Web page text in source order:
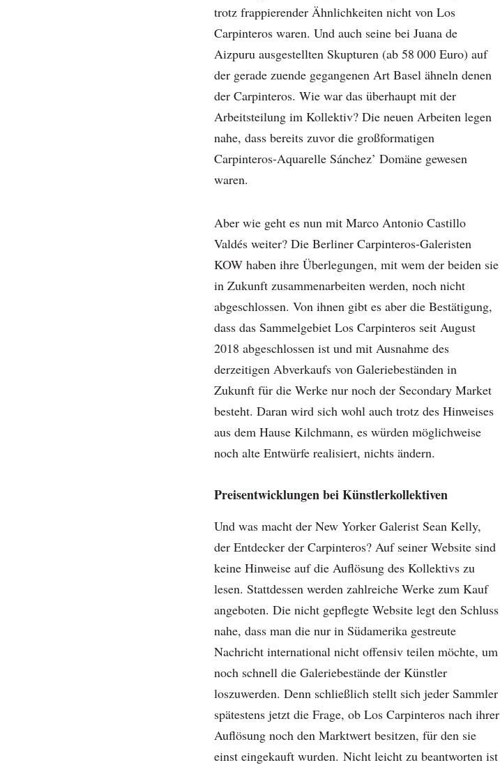
trotz frappierender Ähnlichkeiten nicht von Los
Carpinteros waren. Und auch seine bei Juana de
Aizpuru ausgestellten Skupturen (ab 58 000 Euro) auf
der gerade zuende gegangenen Art Basel ähneln denen
der Carpinteros. Wie war das überhaupt mit der
Arbeitsteilung im Kollektiv? Die neuen Arbeiten legen
nahe, dass bereits zuvor die großformatigen
Carpinteros-Aquarelle Sánchez’ Domäne gewesen
waren.
Aber wie geht es nun mit Marco Antonio Castillo
Valdés weiter? Die Berliner Carpinteros-Galeristen
KOW haben ihre Überlegungen, mit wem der beiden sie
in Zukunft zusammenarbeiten werden, noch nicht
abgeschlossen. Von ihnen gibt es aber die Bestätigung,
dass das Sammelgebiet Los Carpinteros seit August
2018 abgeschlossen ist und mit Ausnahme des
derzeitigen Abverkaufs von Galeriebeständen in
Zukunft für die Werke nur noch der Secondary Market
besteht. Daran wird sich wohl auch trotz des Hinweises
aus dem Hause Kilchmann, es würden möglichweise
noch alte Entwürfe realisiert, nichts ändern.
Preisentwicklungen bei Künstlerkollektiven
Und was macht der New Yorker Galerist Sean Kelly,
der Entdecker der Carpinteros? Auf seiner Website sind
keine Hinweise auf die Auflösung des Kollektivs zu
lesen. Stattdessen werden zahlreiche Werke zum Kauf
angeboten. Die nicht gepflegte Website legt den Schluss
nahe, dass man die nur in Südamerika gestreute
Nachricht international nicht offensiv teilen möchte, um
noch schnell die Galeriebestände der Künstler
loszuwerden. Denn schließlich stellt sich jeder Sammler
spätestens jetzt die Frage, ob Los Carpinteros nach ihrer
Auflösung noch den Marktwert besitzen, für den sie
einst eingekauft wurden. Nicht leicht zu beantworten ist